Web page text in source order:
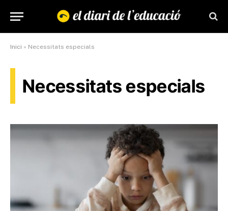
Inici » Necessitats especials
Necessitats especials